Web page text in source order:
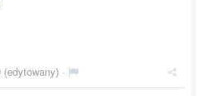
(edytowany) ·